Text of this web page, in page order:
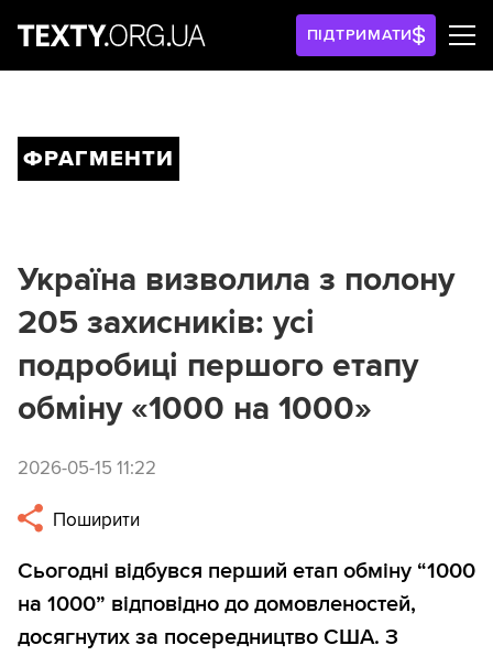
ПІДТРИМАТИ
ФРАГМЕНТИ
Україна визволила з полону
205 захисників: усі
подробиці першого етапу
обміну «1000 на 1000»
2026-05-15 11:22
Поширити
Сьогодні відбувся перший етап обміну “1000
на 1000” відповідно до домовленостей,
досягнутих за посередництво США. З